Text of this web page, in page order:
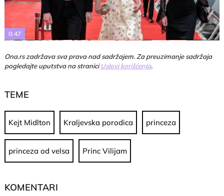
Video
0:47
Ona.rs zadržava sva prava nad sadržajem. Za preuzimanje sadržaja
pogledajte uputstva na straniciUslovi korišćenja.
TEME
Kejt Midlton Kraljevska porodica princeza
princeza od velsa Princ Vilijam
KOMENTARI